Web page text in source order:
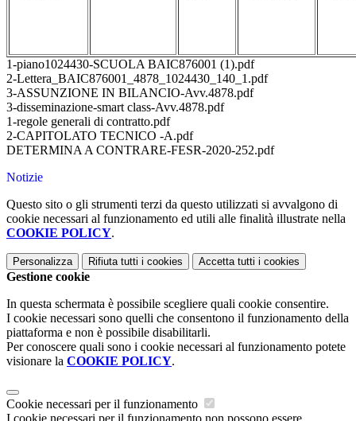
1-piano1024430-SCUOLA BAIC876001 (1).pdf
2-Lettera_BAIC876001_4878_1024430_140_1.pdf
3-ASSUNZIONE IN BILANCIO-Avv.4878.pdf
3-disseminazione-smart class-Avv.4878.pdf
1-regole generali di contratto.pdf
2-CAPITOLATO TECNICO -A.pdf
DETERMINA A CONTRARE-FESR-2020-252.pdf
Notizie
Questo sito o gli strumenti terzi da questo utilizzati si avvalgono di
cookie necessari al funzionamento ed utili alle finalità illustrate nella
COOKIE POLICY.
Personalizza Rifiuta tutti i cookies Accetta tutti i cookies
Gestione cookie
In questa schermata è possibile scegliere quali cookie consentire.
I cookie necessari sono quelli che consentono il funzionamento della
piattaforma e non è possibile disabilitarli.
Per conoscere quali sono i cookie necessari al funzionamento potete
visionare la COOKIE POLICY.
Cookie necessari per il funzionamento